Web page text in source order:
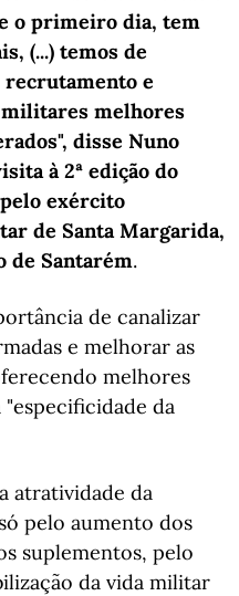
o primeiro dia, tem
(...) temos de
recrutamento e
militares melhores
disse Nuno
à 2ª edição do
exército
de Santa Margarida,
de Santarém.
de canalizar
e melhorar as
melhores
da
atratividade da
pelo aumento dos
suplementos, pelo
da vida militar